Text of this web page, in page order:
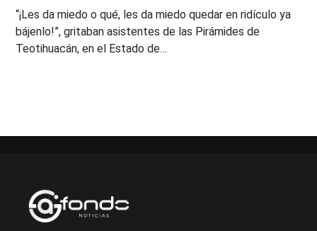
“¡Les da miedo o qué, les da miedo quedar en ridículo ya
bájenlo!”, gritaban asistentes de las Pirámides de
Teotihuacán, en el Estado de…